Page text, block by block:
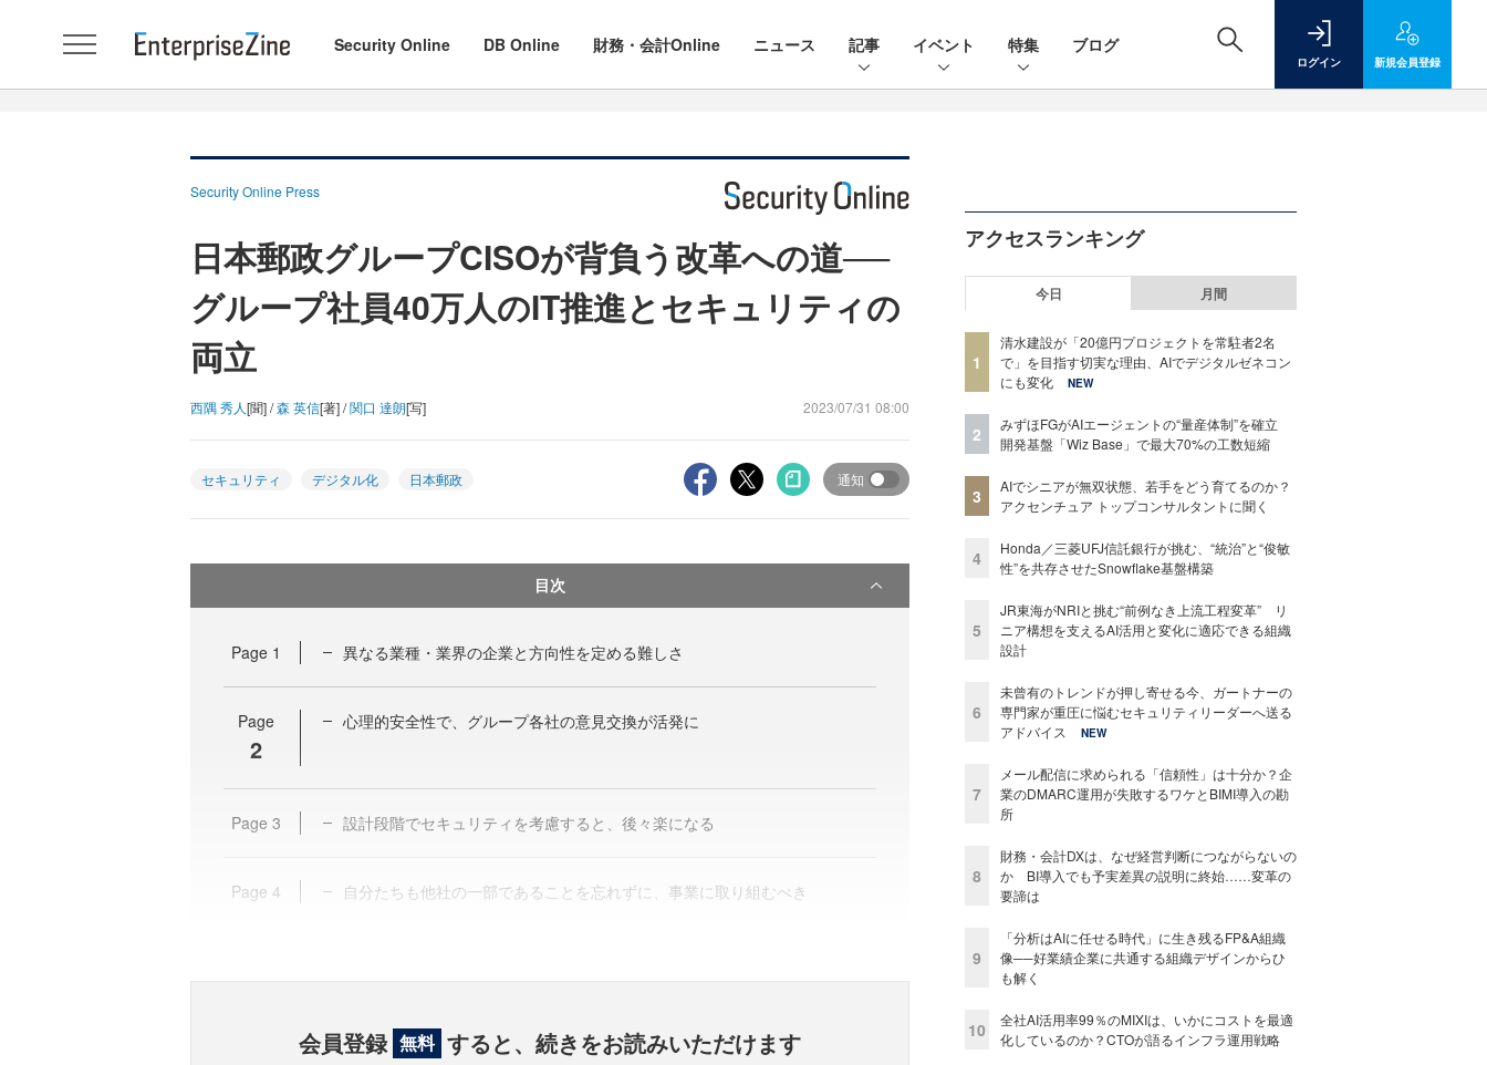
Security Online DB Online 財務・会計Online ニュース 記事 イベント 特集 ブログ
ログイン 新規会員登録
Security Online Press
日本郵政グループCISOが背負う改革への道──
グループ社員40万人のIT推進とセキュリティの
両立
西隅 秀人[聞] /森 英信[著] /関口 達朗[写] 2023/07/31 08:00
セキュリティ デジタル化 日本郵政 通知
目次
Page 1 異なる業種・業界の企業と方向性を定める難しさ
Page
2
心理的安全性で、グループ各社の意見交換が活発に
Page 3 設計段階でセキュリティを考慮すると、後々楽になる
Page 4 自分たちも他社の一部であることを忘れずに、事業に取り組むべき
会員登録 無料 すると、続きをお読みいただけます
アクセスランキング
今日 月間
1
清水建設が「20億円プロジェクトを常駐者2名
で」を目指す切実な理由、AIでデジタルゼネコン
にも変化
NEW
2
みずほFGがAIエージェントの“量産体制”を確立
開発基盤「Wiz Base」で最大70%の工数短縮
3
AIでシニアが無双状態、若手をどう育てるのか？
アクセンチュア トップコンサルタントに聞く
4
Honda／三菱UFJ信託銀行が挑む、“統治”と“俊敏
性”を共存させたSnowflake基盤構築
5
JR東海がNRIと挑む“前例なき上流工程変革” リ
ニア構想を支えるAI活用と変化に適応できる組織
設計
6
未曾有のトレンドが押し寄せる今、ガートナーの
専門家が重圧に悩むセキュリティリーダーへ送る
アドバイス
NEW
7
メール配信に求められる「信頼性」は十分か？企
業のDMARC運用が失敗するワケとBIMI導入の勘
所
8
財務・会計DXは、なぜ経営判断につながらないの
か BI導入でも予実差異の説明に終始……変革の
要諦は
9
「分析はAIに任せる時代」に生き残るFP&A組織
像──好業績企業に共通する組織デザインからひ
も解く
10
全社AI活用率99％のMIXIは、いかにコストを最適
化しているのか？CTOが語るインフラ運用戦略